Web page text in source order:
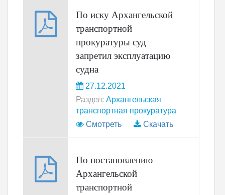
По иску Архангельской
транспортной
прокуратуры суд
запретил эксплуатацию
судна
27.12.2021
Раздел: Архангельская
транспортная прокуратура
Смотреть
Скачать
По постановлению
Архангельской
транспортной